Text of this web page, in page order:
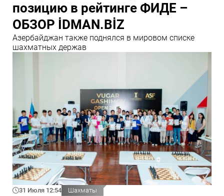
позицию в рейтинге ФИДЕ –
ОБЗОР İDMAN.BİZ
Азербайджан также поднялся в мировом списке
шахматных держав
31 Июля 12:54 Шахматы